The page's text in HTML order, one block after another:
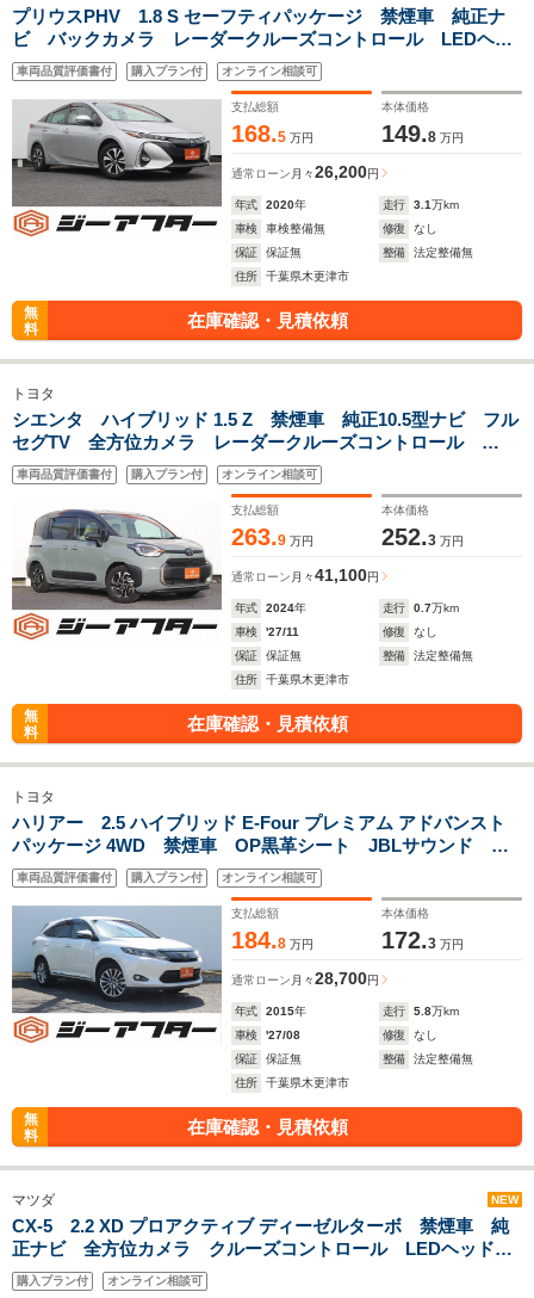
プリウスPHV 1.8 S セーフティパッケージ 禁煙車 純正ナ
ビ バックカメラ レーダークルーズコントロール LEDヘッ
ドライト ETC トヨタセーフティセンス 電動格納ミラー
クリアランスソナー オートマチックハイビーム 100V電源
車両品質評価書付 購入プラン付 オンライン相談可
支払総額
168.5 万円
本体価格
149.8 万円
通常ローン 月々26,200円
年式 2020年 走行 3.1万km
車検
車検整備無 修復
なし
保証
保証無 整備
法定整備無
住所
千葉県木更津市
無
料
在庫確認・見積依頼
トヨタ
シエンタ ハイブリッド 1.5 Z 禁煙車 純正10.5型ナビ フル
セグTV 全方位カメラ レーダークルーズコントロール
ETC2.0 LEDヘッドライト シートヒーター Bluetooth接
続 クリアランスソナー 両側電動スライドドア
車両品質評価書付 購入プラン付 オンライン相談可
支払総額
263.9 万円
本体価格
252.3 万円
通常ローン 月々41,100円
年式 2024年 走行 0.7万km
車検
'27/11 修復
なし
保証
保証無 整備
法定整備無
住所
千葉県木更津市
無
料
在庫確認・見積依頼
トヨタ
ハリアー 2.5 ハイブリッド E-Four プレミアム アドバンスト
パッケージ 4WD 禁煙車 OP黒革シート JBLサウンド メ
ーカーナビ フルセグTV パノラミックビューモニター パワ
ーシート 電動リアゲート ETC クルーズコントロール 純
正18インチアルミホイール
車両品質評価書付 購入プラン付 オンライン相談可
支払総額
184.8 万円
本体価格
172.3 万円
通常ローン 月々28,700円
年式 2015年 走行 5.8万km
車検
'27/08 修復
なし
保証
保証無 整備
法定整備無
住所
千葉県木更津市
無
料
在庫確認・見積依頼
マツダ NEW
CX-5 2.2 XD プロアクティブ ディーゼルターボ 禁煙車 純
正ナビ 全方位カメラ クルーズコントロール LEDヘッドラ
イト シートヒーター ETC 電動リアゲート Bluetooth接
続 クリアランスソナー パワーシート レーンアシスト
購入プラン付 オンライン相談可